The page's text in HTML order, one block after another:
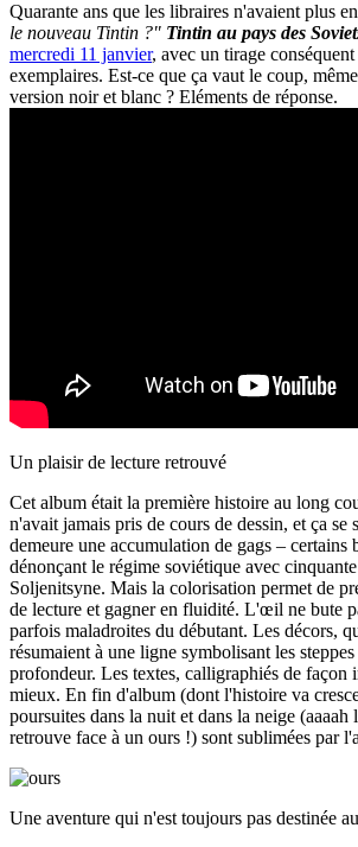
Quarante ans que les libraires n'avaient plus
le nouveau Tintin ?" Tintin au pays des
mercredi 11 janvier, avec un tirage
exemplaires. Est-ce que ça vaut le coup,
version noir et blanc ? Eléments de réponse.
Un plaisir de lecture retrouvé
Cet album était la première histoire au long
n'avait jamais pris de cours de dessin, et ça se
demeure une accumulation de gags – certains
dénonçant le régime soviétique avec
Soljenitsyne. Mais la colorisation permet de
de lecture et gagner en fluidité. L'œil ne bute
parfois maladroites du débutant. Les décors,
résumaient à une ligne symbolisant les steppes
profondeur. Les textes, calligraphiés de façon
mieux. En fin d'album (dont l'histoire va
poursuites dans la nuit et dans la neige (aaaah
retrouve face à un ours !) sont sublimées par
Une aventure qui n'est toujours pas destinée